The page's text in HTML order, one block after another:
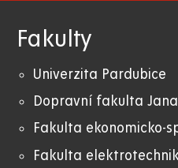
Fakulty
Univerzita Pardubice
Dopravní fakulta
Fakulta ekonomicko-
Fakulta